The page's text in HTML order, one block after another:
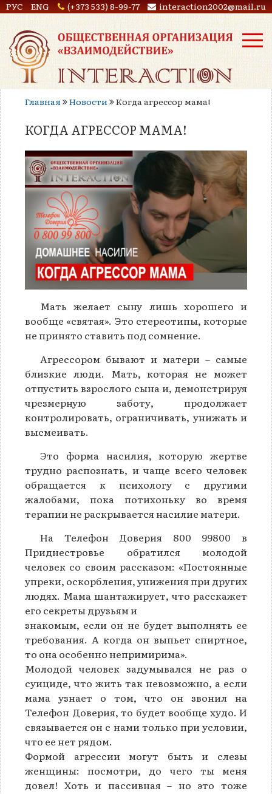
РУС ENG (+373 533) 8-99-77 interaction2002@mail.ru
Главная Новости Когда агрессор мама!
КОГДА АГРЕССОР МАМА!
Мать желает сыну лишь хорошего и
вообще «святая». Это стереотипы, которые
не принято ставить под сомнение.
Агрессором бывают и матери – самые
близкие люди. Мать, которая не может
отпустить взрослого сына и, демонстрируя
чрезмерную заботу, продолжает
контролировать, ограничивать, унижать и
высмеивать.
Это форма насилия, которую жертве
трудно распознать, и чаще всего человек
обращается к психологу с другими
жалобами, пока потихоньку во время
терапии не раскрывается насилие матери.
На Телефон Доверия 800 99800 в
Приднестровье обратился молодой
человек со своим рассказом: «Постоянные
упреки, оскорбления, унижения при других
людях. Мама шантажирует, что расскажет
его секреты друзьям и
знакомым, если он не будет выполнять ее
требования. А когда он выпьет спиртное,
то она особенно непримирима».
Молодой человек задумывался не раз о
суициде, что жить так невозможно, а если
мама узнает о том, что он звонил на
Телефон Доверия, то будет вообще худо. И
связывается он с нами только при условии,
что ее нет рядом.
Формой агрессии могут быть и слезы
женщины: посмотри, до чего ты меня
довел! Хоть и пассивная – но это тоже